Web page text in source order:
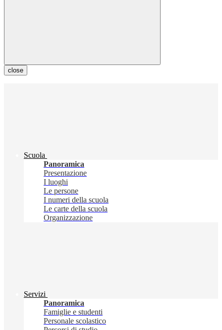
close
Scuola
Panoramica
Presentazione
I luoghi
Le persone
I numeri della scuola
Le carte della scuola
Organizzazione
Servizi
Panoramica
Famiglie e studenti
Personale scolastico